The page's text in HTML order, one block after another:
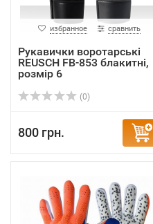
избранное сравнить
Рукавички воротарські
REUSCH FB-853 блакитні,
розмір 6
(0)
800 грн.